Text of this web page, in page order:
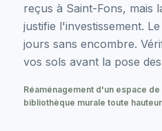
reçus à Saint-Fons, mais
justifie l'investissement.
jours sans encombre.
vos sols avant la pose
Réaménagement d'un espace
bibliothèque murale toute hauteur